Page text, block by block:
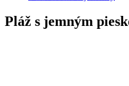
Pláž s jemným